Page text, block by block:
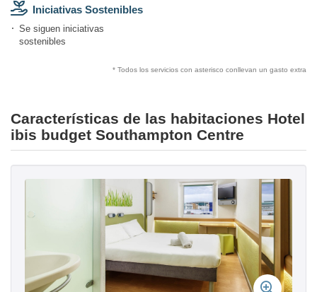
Iniciativas Sostenibles
Se siguen iniciativas
sostenibles
* Todos los servicios con asterisco conllevan un gasto extra
Características de las habitaciones Hotel
ibis budget Southampton Centre